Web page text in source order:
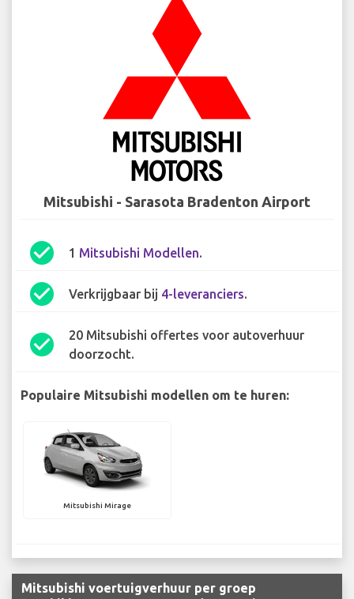
Mitsubishi - Sarasota Bradenton Airport
check_circle 1 Mitsubishi Modellen.
check_circle Verkrijgbaar bij 4-leveranciers.
check_circle
20 Mitsubishi offertes voor autoverhuur
doorzocht.
Populaire Mitsubishi modellen om te huren:
Mitsubishi Mirage
Mitsubishi voertuigverhuur per groep